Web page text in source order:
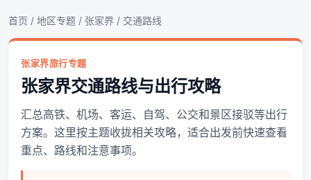
首页 / 地区专题 / 张家界 / 交通路线
张家界旅行专题
张家界交通路线与出行攻略
汇总高铁、机场、客运、自驾、公交和景区接驳等出行
方案。这里按主题收拢相关攻略，适合出发前快速查看
重点、路线和注意事项。